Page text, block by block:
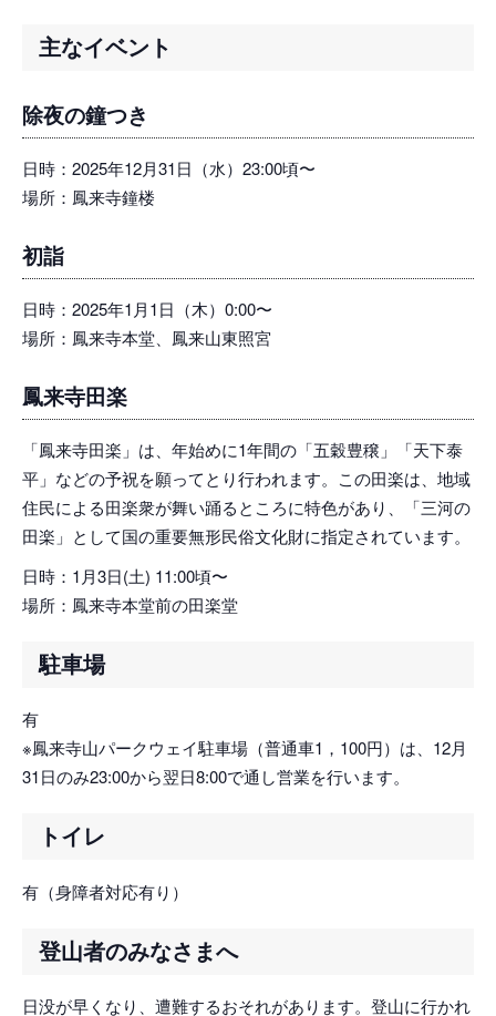
主なイベント
除夜の鐘つき
日時：2025年12月31日（水）23:00頃〜
場所：鳳来寺鐘楼
初詣
日時：2025年1月1日（木）0:00〜
場所：鳳来寺本堂、鳳来山東照宮
鳳来寺田楽
「鳳来寺田楽」は、年始めに1年間の「五穀豊穣」「天下泰
平」などの予祝を願ってとり行われます。この田楽は、地域
住民による田楽衆が舞い踊るところに特色があり、「三河の
田楽」として国の重要無形民俗文化財に指定されています。
日時：1月3日(土) 11:00頃〜
場所：鳳来寺本堂前の田楽堂
駐車場
有
※鳳来寺山パークウェイ駐車場（普通車1，100円）は、12月
31日のみ23:00から翌日8:00で通し営業を行います。
トイレ
有（身障者対応有り）
登山者のみなさまへ
日没が早くなり、遭難するおそれがあります。登山に行かれ